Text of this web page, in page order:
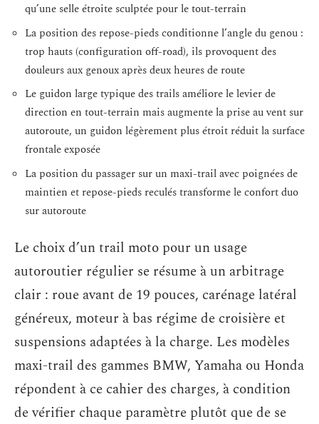
qu’une selle étroite sculptée pour le tout-terrain
La position des repose-pieds conditionne l’angle du genou :
trop hauts (configuration off-road), ils provoquent des
douleurs aux genoux après deux heures de route
Le guidon large typique des trails améliore le levier de
direction en tout-terrain mais augmente la prise au vent sur
autoroute, un guidon légèrement plus étroit réduit la surface
frontale exposée
La position du passager sur un maxi-trail avec poignées de
maintien et repose-pieds reculés transforme le confort duo
sur autoroute
Le choix d’un trail moto pour un usage
autoroutier régulier se résume à un arbitrage
clair : roue avant de 19 pouces, carénage latéral
généreux, moteur à bas régime de croisière et
suspensions adaptées à la charge. Les modèles
maxi-trail des gammes BMW, Yamaha ou Honda
répondent à ce cahier des charges, à condition
de vérifier chaque paramètre plutôt que de se